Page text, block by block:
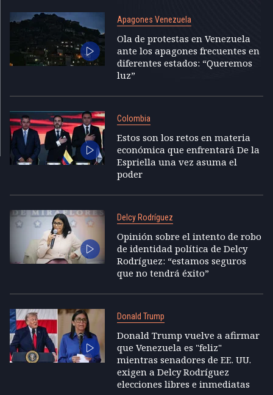
Apagones Venezuela
Ola de protestas en Venezuela
ante los apagones frecuentes en
diferentes estados: “Queremos
luz”
Colombia
Estos son los retos en materia
económica que enfrentará De la
Espriella una vez asuma el
poder
Delcy Rodríguez
Opinión sobre el intento de robo
de identidad política de Delcy
Rodríguez: “estamos seguros
que no tendrá éxito”
Donald Trump
Donald Trump vuelve a afirmar
que Venezuela es "feliz"
mientras senadores de EE. UU.
exigen a Delcy Rodríguez
elecciones libres e inmediatas